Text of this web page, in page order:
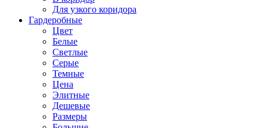
Для узкого коридора
Гардеробные
Цвет
Белые
Светлые
Серые
Темные
Цена
Элитные
Дешевые
Размеры